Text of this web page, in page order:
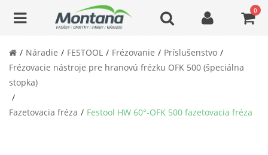
0
Náradie FESTOOL Frézovanie
Príslušenstvo
Frézovacie nástroje pre hranovú frézku OFK 500 (špeciálna
stopka)
Fazetovacia fréza Festool HW 60°-OFK 500 fazetovacia fréza